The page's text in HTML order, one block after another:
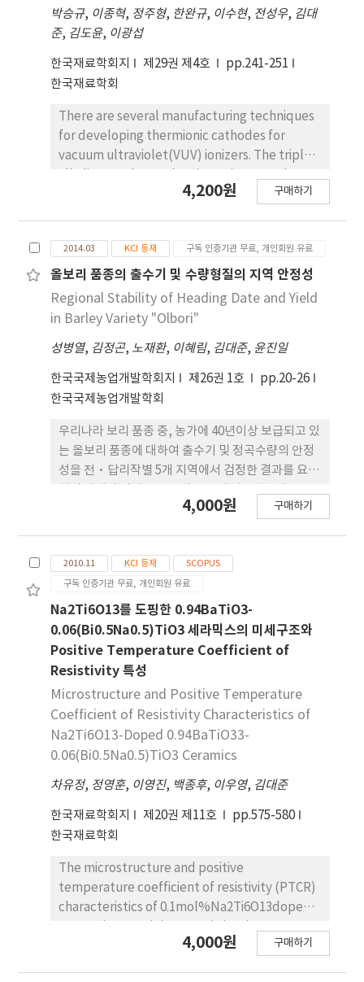
Bq/m3 (B3) to a high of 210.1 Bq/m3 (B4).
Indoor radon concentration was increased
radon emanation rates from phosphogypsum
were 4,234.1 mBq/m2/h and, 450.4 mBq/kg/h.
The measurement results indicated that the
phosphogypsum board used as building
materials as well as the soil could affect the
indoor radon concentration.
박승규, 이종혁, 정주형, 한완규, 이수현, 전성우, 김대
준, 김도윤, 이광섭
한국재료학회지 제29권 제4호
pp.241-251
한국재료학회
There are several manufacturing techniques
for developing thermionic cathodes for
vacuum ultraviolet(VUV) ionizers. The triple
formulated as efficient and reliable thermo-
prepare two basic suspensions with different
compositions: calcium, strontium and barium.
After evaluating the electron-emitting
performance for europium, gadolinium, and
suspensions, we selected the yttrium for its
better performance. Next, another transition
metal indium and a lanthanide metal
emitters. These final composite metal
emitters are coated on the tungsten
filament and then activated to the oxide
cathodes by an intentionally programmed
calcination process under an ultra-high
characterized by their anode currents with
respect to the addition of each element, In
and Nd, and their concentration of cathodes.
Compared to both the base cathodes, the
electron emission performance of the
cathodes containing indium and neodymium
cathode is more markedly degraded than
that with In.
4,200원 구매하기
2014.03 KCI 등재 구독 인증기관 무료, 개인회원 유료
올보리 품종의 출수기 및 수량형질의 지역 안정성
Regional Stability of Heading Date and Yield
in Barley Variety "Olbori"
성병열, 김정곤, 노재환, 이혜림, 김대준, 윤진일
한국국제농업개발학회지 제26권 1호
pp.20-26
한국국제농업개발학회
우리나라 보리 품종 중, 농가에 40년이상 보급되고 있
는 올보리 품종에 대하여 출수기 및 정곡수량의 안정
성을 전·답리작별 5개 지역에서 검정한 결과를 요약
작재배에서 진주가 4월 23일로 가장 빠르고, 밀양 4
기는 밀양이 4월 24일로 빠르고 진주, 익산, 대구는4
월 26~27일, 대전이 5월 1일로 늦었다.2. 정곡수량의
총 평균은 10a당 전작 444kg, 답리작363kg으로서
전작에서 답리작보다 81kg 증수되었다. 전작재배에
서 10a당 평균수량 이상의 지역은 진주 488kg, 대구
469kg이었으며, 가장 적은 지역은 밀양의 385kg이
며, 수원과대전은 평균정도의 수량을 얻었다. 답리작
재배 역시 진주에서 425kg으로 수량이 높은 반면, 익
산은 307kg으로 가장 적었다.3. m2당수수는 지역별
로 거의 비슷한 경향이며, 전작에서 평균 567개로 답
리작의 529개보다 38개 많았다.4. 평균 1수립수는 전
작에서 48립으로 답리작의 44립보다 4립 정도 많고,
슷하였다.5. Stroike and Johnson(1973)의 모델을
분석한 결과, 올보리 품종의 환경지수는 −60에서
+60으로서 지수의 폭이 매우작아 전 지역에서 안정적
이며, 회귀계수 및 회귀에 기인하는평균편차 평방화
는 지역간에 다소의 차이가 있었다. 진주와 대구는 회
귀계수가 1미만이고 표준편차 평방화도 적어 적응력
이높은 지역으로 나타났다.6. Finlay and
Wilkinson(1983)의 모델을 이용하여 안정성을검정
4,000원 구매하기
2010.11 KCI 등재
SCOPUS
구독 인증기관 무료, 개인회원 유료
Na2Ti6O13를 도핑한 0.94BaTiO3-
0.06(Bi0.5Na0.5)TiO3 세라믹스의 미세구조와
Positive Temperature Coefficient of
Resistivity 특성
Microstructure and Positive Temperature
Coefficient of Resistivity Characteristics of
Na2Ti6O13-Doped 0.94BaTiO33-
0.06(Bi0.5Na0.5)TiO3 Ceramics
차유정, 정영훈, 이영진, 백종후, 이우영, 김대준
한국재료학회지 제20권 제11호
pp.575-580
한국재료학회
The microstructure and positive
temperature coefficient of resistivity (PTCR)
characteristics of 0.1mol%Na2Ti6O13doped
NT001) ceramics sintered at various
4,000원 구매하기